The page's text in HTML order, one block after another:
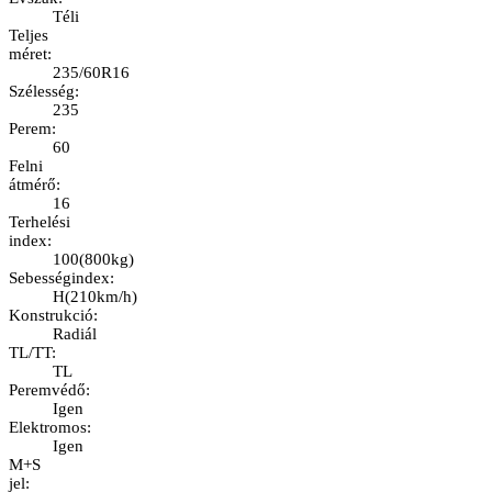
Téli
Teljes
méret:
235/60R16
Szélesség:
235
Perem:
60
Felni
átmérő:
16
Terhelési
index:
100(800kg)
Sebességindex:
H(210km/h)
Konstrukció:
Radiál
TL/TT:
TL
Peremvédő:
Igen
Elektromos:
Igen
M+S
jel: